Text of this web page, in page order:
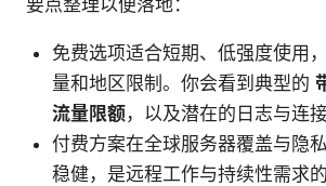
要点整理以便落地：
免费选项适合短期、低强度使用
量和地区限制。你会看到典型的
流量限额，以及潜在的日志与连
付费方案在全球服务器覆盖与隐
稳健，是远程工作与持续性需求